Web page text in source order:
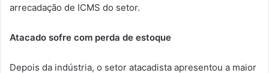
arrecadação de ICMS do setor.
Atacado sofre com perda de estoque
Depois da indústria, o setor atacadista apresentou a maior